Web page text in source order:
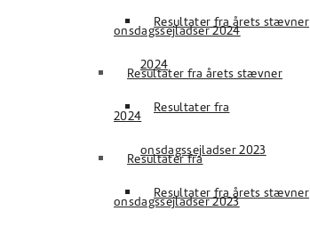
Resultater fra årets stævner
2024
Resultater fra
onsdagssejladser 2023
Resultater fra årets stævner
onsdagssejladser 2024
Resultater fra årets stævner
2024
Resultater fra
onsdagssejladser 2023